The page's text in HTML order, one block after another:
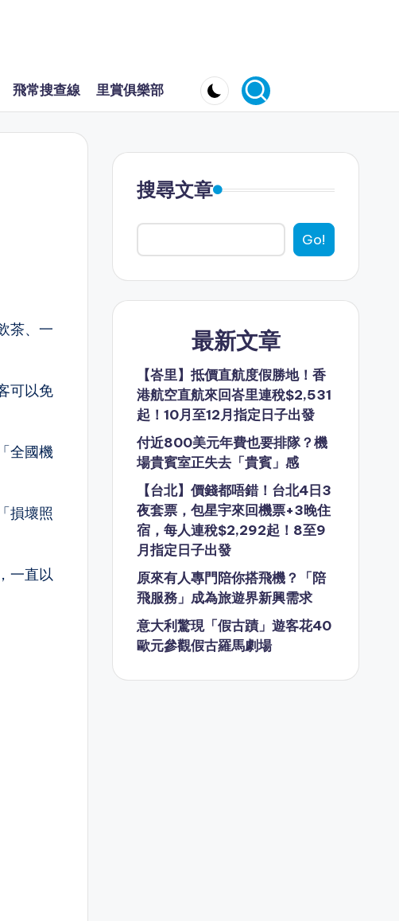
飛常搜查線 里賞俱樂部
茶、一
可以免
全國機
損壞照
一直以
搜尋文章
Go!
最新文章
【峇里】抵價直航度假勝地！香
港航空直航來回峇里連稅$2,531
起！10月至12月指定日子出發
付近800美元年費也要排隊？機
場貴賓室正失去「貴賓」感
【台北】價錢都唔錯！台北4日3
夜套票，包星宇來回機票+3晚住
宿，每人連稅$2,292起！8至9
月指定日子出發
原來有人專門陪你搭飛機？「陪
飛服務」成為旅遊界新興需求
意大利驚現「假古蹟」遊客花40
歐元參觀假古羅馬劇場